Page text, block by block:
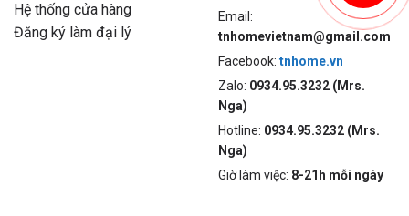
Hệ thống cửa hàng
Đăng ký làm đại lý
Email:
tnhomevietnam@gmail.com
Facebook: tnhome.vn
Zalo: 0934.95.3232 (Mrs.
Nga)
Hotline: 0934.95.3232 (Mrs.
Nga)
Giờ làm việc: 8-21h mỗi ngày